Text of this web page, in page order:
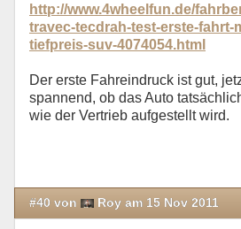
http://www.4wheelfun.de/
travec-tecdrah-test-erste-fahrt-
tiefpreis-suv-4074054.html
Der erste Fahreindruck ist gut,
spannend, ob das Auto
wie der Vertrieb aufgestellt wird.
#40 von Roy am 15 Nov 2011